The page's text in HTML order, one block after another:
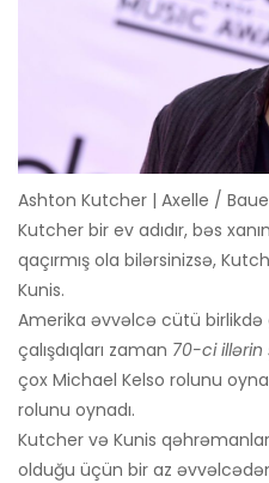
Ashton Kutcher | Axelle /
Kutcher bir ev adıdır, bəs
qaçırmış ola bilərsinizsə,
Kunis.
Amerika əvvəlcə cütü birlikdə
çalışdıqları zaman 70-ci illərin
çox Michael Kelso rolunu
rolunu oynadı.
Kutcher və Kunis
olduğu üçün bir az